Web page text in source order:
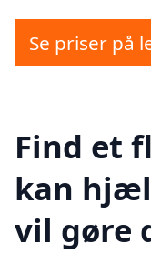
Se priser på
Find et
kan
vil gøre